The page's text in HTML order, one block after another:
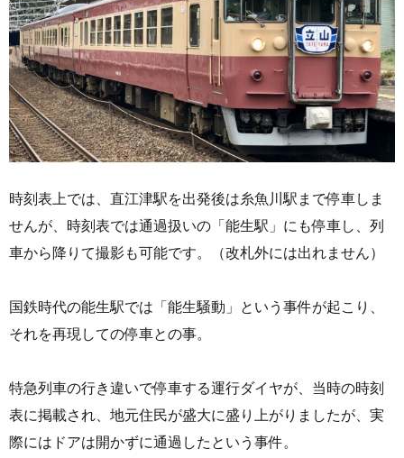
時刻表上では、直江津駅を出発後は糸魚川駅まで停車しま
せんが、時刻表では通過扱いの「能生駅」にも停車し、列
車から降りて撮影も可能です。（改札外には出れません）
国鉄時代の能生駅では「能生騒動」という事件が起こり、
それを再現しての停車との事。
特急列車の行き違いで停車する運行ダイヤが、当時の時刻
表に掲載され、地元住民が盛大に盛り上がりましたが、実
際にはドアは開かずに通過したという事件。